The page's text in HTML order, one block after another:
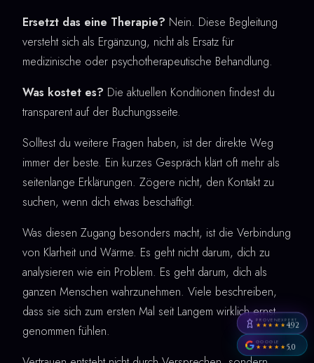
Ersetzt das eine Therapie? Nein. Diese Begleitung
versteht sich als Ergänzung, nicht als Ersatz für
medizinische oder psychotherapeutische Behandlung.
Was kostet es? Die aktuellen Konditionen findest du
transparent auf der Buchungsseite.
Solltest du weitere Fragen haben, ist der direkte Weg
immer der beste. Ein kurzes Gespräch klärt oft mehr als
seitenlange Erklärungen. Zögere nicht, den Kontakt zu
suchen, wenn dich etwas beschäftigt.
Was diesen Zugang besonders macht, ist die Verbindung
von Klarheit und Wärme. Es geht nicht darum, dich zu
analysieren wie ein Problem. Es geht darum, dich als
ganzen Menschen wahrzunehmen. Viele beschreiben,
dass sie sich zum ersten Mal seit Langem wirklich ernst
genommen fühlen.
PROVENEXPERT
★★★★★4,92
GOOGLE
★★★★★5,0